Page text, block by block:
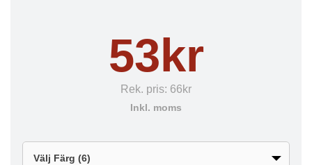
53kr
Rek. pris: 66kr
Inkl. moms